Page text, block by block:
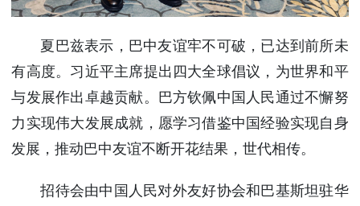
夏巴兹表示，巴中友谊牢不可破，已达到前所未
有高度。习近平主席提出四大全球倡议，为世界和平
与发展作出卓越贡献。巴方钦佩中国人民通过不懈努
力实现伟大发展成就，愿学习借鉴中国经验实现自身
发展，推动巴中友谊不断开花结果，世代相传。
招待会由中国人民对外友好协会和巴基斯坦驻华